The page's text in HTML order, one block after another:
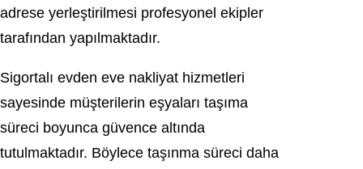
adrese yerleştirilmesi profesyonel ekipler
tarafından yapılmaktadır.
Sigortalı evden eve nakliyat hizmetleri
sayesinde müşterilerin eşyaları taşıma
süreci boyunca güvence altında
tutulmaktadır. Böylece taşınma süreci daha